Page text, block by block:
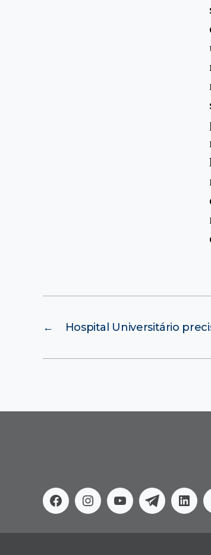
← Hospital Universitário
FacebookInstagram
YoutubeTelegram